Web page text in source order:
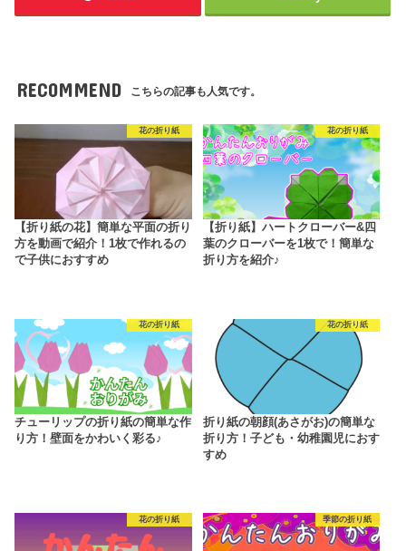
RECOMMEND こちらの記事も人気です。
花の折り紙
【折り紙の花】簡単な平面の折り
方を動画で紹介！1枚で作れるの
で子供におすすめ
花の折り紙
【折り紙】ハートクローバー&四
葉のクローバーを1枚で！簡単な
折り方を紹介♪
花の折り紙
チューリップの折り紙の簡単な作
り方！壁面をかわいく彩る♪
花の折り紙
折り紙の朝顔(あさがお)の簡単な
折り方！子ども・幼稚園児におす
すめ
花の折り紙 季節の折り紙